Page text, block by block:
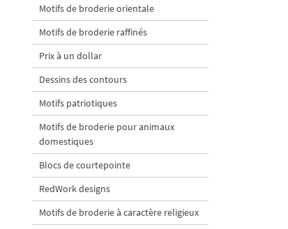
Motifs de broderie orientale
Motifs de broderie raffinés
Prix à un dollar
Dessins des contours
Motifs patriotiques
Motifs de broderie pour animaux
domestiques
Blocs de courtepointe
RedWork designs
Motifs de broderie à caractère religieux